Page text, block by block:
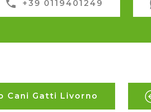
+39 0119401249
Cani Gatti Livorno